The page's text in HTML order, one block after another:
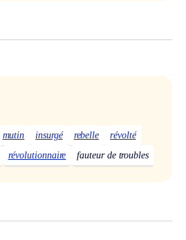
mutin insurgé rebelle
révolté
révolutionnaire fauteur de troubles